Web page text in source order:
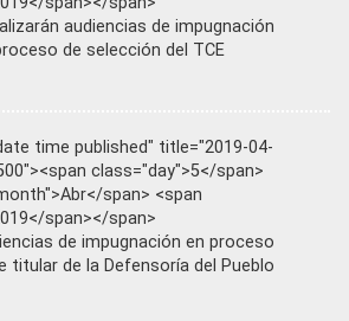
audiencias de impugnación
de selección del TCE
time published" title="2019-04-
class="day">5</span>
span> <span
span></span>
de impugnación en proceso
titular de la Defensoría del Pueblo